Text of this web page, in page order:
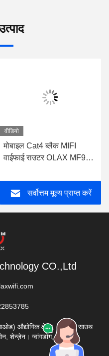
वीडियो
मोबाइल Cat4 ब्लैक MIFI
वाईफाई राउटर OLAX MF982
सर्वोत्तम मूल्य प्राप्त करें
CO.,Ltd
औद्योगिक क्षेत्र, लिक्सिन साउथ
शेन्ज़ेन। ग्वांगडोंग, चीन